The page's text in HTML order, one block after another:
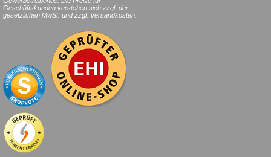
Geschäftskunden verstehen sich zzgl. der
gesetzlichen MwSt. und zzgl. Versandkosten.